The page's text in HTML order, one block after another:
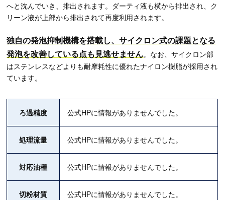
へと沈んでいき、排出されます。ダーティ液も横から排出され、ク
リーン液が上部から排出されて再度利用されます。
独自の発泡抑制機構を搭載し、サイクロン式の課題となる
発泡を改善している点も見逃せません。なお、サイクロン部
はステンレスなどよりも耐摩耗性に優れたナイロン樹脂が採用され
ています。
ろ過精度 公式HPに情報がありませんでした。
処理流量 公式HPに情報がありませんでした。
対応油種 公式HPに情報がありませんでした。
切粉材質 公式HPに情報がありませんでした。